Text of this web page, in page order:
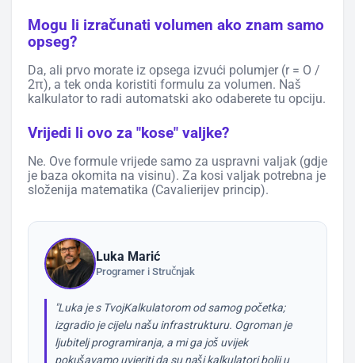
Mogu li izračunati volumen ako znam samo
opseg?
Da, ali prvo morate iz opsega izvući polumjer (r = O /
2π), a tek onda koristiti formulu za volumen. Naš
kalkulator to radi automatski ako odaberete tu opciju.
Vrijedi li ovo za "kose" valjke?
Ne. Ove formule vrijede samo za uspravni valjak (gdje
je baza okomita na visinu). Za kosi valjak potrebna je
složenija matematika (Cavalierijev princip).
Luka Marić
Programer i Stručnjak
"Luka je s TvojKalkulatorom od samog početka;
izgradio je cijelu našu infrastrukturu. Ogroman je
ljubitelj programiranja, a mi ga još uvijek
pokušavamo uvjeriti da su naši kalkulatori bolji u